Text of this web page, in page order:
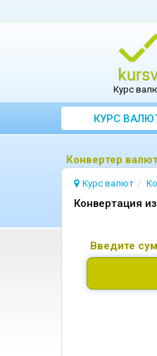
Курс
КУРС
Конвертер
Курс валют
Конвертация
Введите